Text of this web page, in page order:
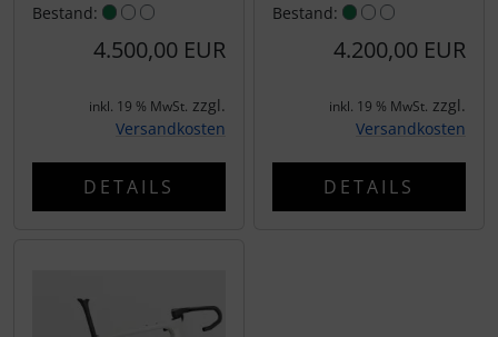
Bestand:
4.500,00 EUR
inkl. 19 % MwSt. zzgl.
Versandkosten
DETAILS
Bestand:
4.200,00 EUR
inkl. 19 % MwSt. zzgl.
Versandkosten
DETAILS
OPEN Cycle
Pinarello